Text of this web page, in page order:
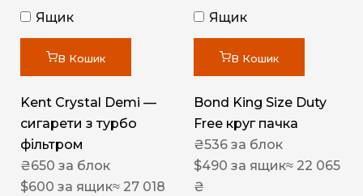
Ящик
В Кошик
Kent Crystal Demi —
сигарети з турбо
фільтром
₴650 за блок
$600 за ящик≈ 27 018
Ящик
В Кошик
Bond King Size Duty
Free круг пачка
₴536 за блок
$490 за ящик≈ 22 065
₴